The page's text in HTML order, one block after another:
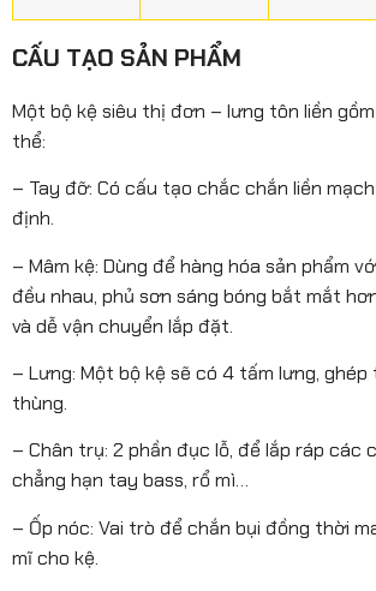
CẤU TẠO SẢN PHẨM
Một bộ kệ siêu thị đơn – lưng tôn liền
thể:
– Tay đỡ: Có cấu tạo chắc chắn liền
định.
– Mâm kệ: Dùng để hàng hóa sản phẩm
đều nhau, phủ sơn sáng bóng bắt mắt
và dễ vận chuyển lắp đặt.
– Lưng: Một bộ kệ sẽ có 4 tấm lưng,
thùng.
– Chân trụ: 2 phần đục lỗ, để lắp ráp các
chẳng hạn tay bass, rổ mì…
– Ốp nóc: Vai trò để chắn bụi đồng thời
mĩ cho kệ.